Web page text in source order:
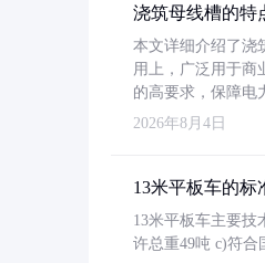
浇筑母线槽的特
本文详细介绍了浇
用上，广泛用于商
的高要求，保障电
2026年8月4日
13米平板车的标
13米平板车主要技
许总重49吨 c)符